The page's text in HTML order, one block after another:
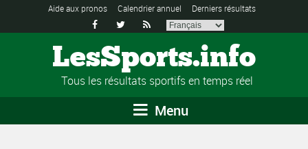
Aide aux pronos Calendrier annuel Derniers résultats
  
LesSports.info
Tous les résultats sportifs en temps réel
Menu